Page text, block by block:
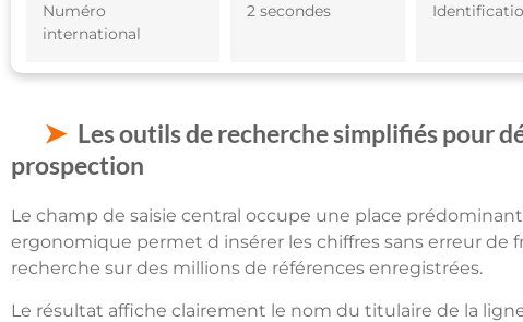
Numéro
international
2 secondes
Les outils de recherche simplifiés pour
prospection
Le champ de saisie central occupe une place
ergonomique permet d insérer les chiffres sans erreur de
recherche sur des millions de références enregistrées.
Le résultat affiche clairement le nom du titulaire de la